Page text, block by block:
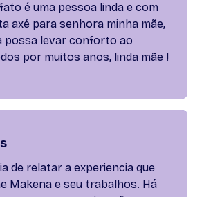
é uma pessoa linda e com
axé para senhora minha mãe,
possa levar conforto ao
por muitos anos, linda mãe !
de relatar a experiencia que
Makena e seu trabalhos. Há